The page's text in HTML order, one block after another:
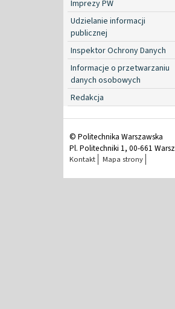
Imprezy PW
Udzielanie informacji
publicznej
Inspektor Ochrony Danych
Informacje o przetwarzaniu
danych osobowych
Redakcja
© Politechnika Warszawska
Pl. Politechniki 1, 00-661
Kontakt Mapa strony